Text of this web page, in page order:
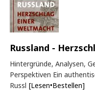
Russland -
Hintergründe, Analysen,
Perspektiven Ein
Russl [Lesen•Bestellen]